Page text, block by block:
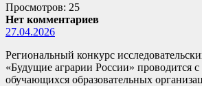
Просмотров: 25
Нет комментариев
27.04.2026
Региональный конкурс
«Будущие аграрии России» проводится
обучающихся образовательных